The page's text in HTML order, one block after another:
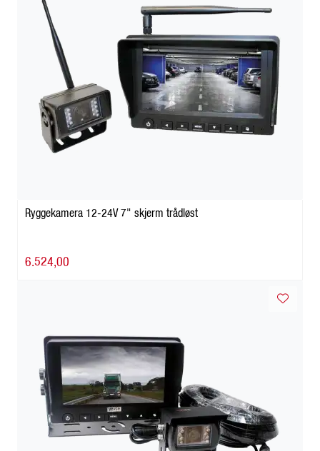
Ryggekamera 12-24V 7" skjerm trådløst
6.524,00